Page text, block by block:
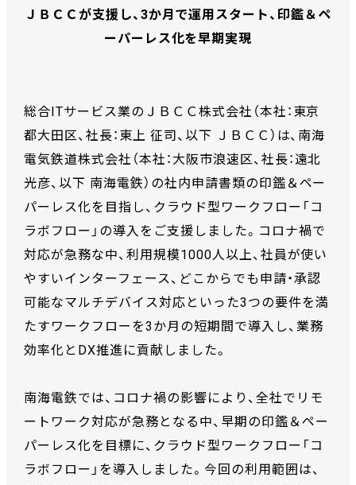
ＪＢＣＣが支援し、3か月で運用スタート、印鑑＆ペ
ーパーレス化を早期実現
総合ITサービス業のＪＢＣＣ株式会社（本社：東京
都大田区、社長：東上 征司、以下 ＪＢＣＣ）は、南海
電気鉄道株式会社（本社：大阪市浪速区、社長：遠北
光彦、以下 南海電鉄）の社内申請書類の印鑑＆ペー
パーレス化を目指し、クラウド型ワークフロー「コ
ラボフロー」の導入をご支援しました。コロナ禍で
対応が急務な中、利用規模1000人以上、社員が使い
やすいインターフェース、どこからでも申請・承認
可能なマルチデバイス対応といった3つの要件を満
たすワークフローを3か月の短期間で導入し、業務
効率化とDX推進に貢献しました。
南海電鉄では、コロナ禍の影響により、全社でリモ
ートワーク対応が急務となる中、早期の印鑑＆ペー
パーレス化を目標に、クラウド型ワークフロー「コ
ラボフロー」を導入しました。今回の利用範囲は、